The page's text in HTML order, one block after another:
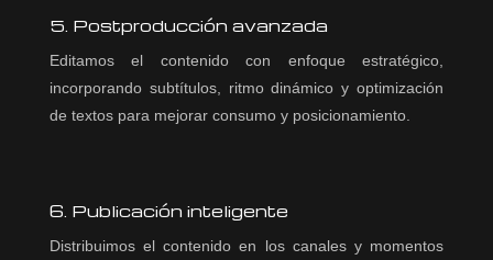
5. Postproducción avanzada
Editamos el contenido con enfoque estratégico,
incorporando subtítulos, ritmo dinámico y optimización
de textos para mejorar consumo y posicionamiento.
6. Publicación inteligente
Distribuimos el contenido en los canales y momentos